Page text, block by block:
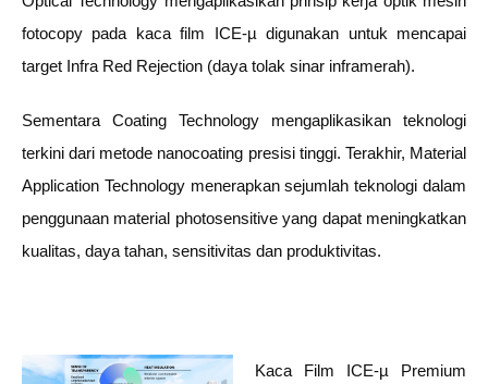
fotocopy pada kaca film ICE-µ digunakan untuk mencapai
target Infra Red Rejection (daya tolak sinar inframerah).
Sementara Coating Technology mengaplikasikan teknologi
terkini dari metode nanocoating presisi tinggi. Terakhir, Material
Application Technology menerapkan sejumlah teknologi dalam
penggunaan material photosensitive yang dapat meningkatkan
kualitas, daya tahan, sensitivitas dan produktivitas.
Kaca Film ICE-µ Premium